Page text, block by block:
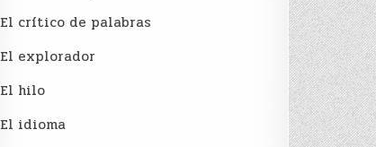
El crí­tico de palabras
El explorador
El hilo
El idioma